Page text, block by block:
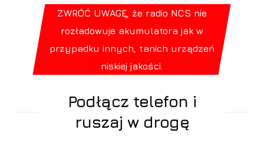
ZWRÓĆ UWAGĘ, że radio NCS nie
rozładowuje akumulatora jak w
przypadku innych, tanich urządzeń
niskiej jakości.
Podłącz telefon i
ruszaj w drogę